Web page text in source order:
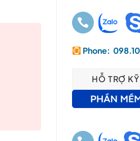
Phone:
HỖ TRỢ